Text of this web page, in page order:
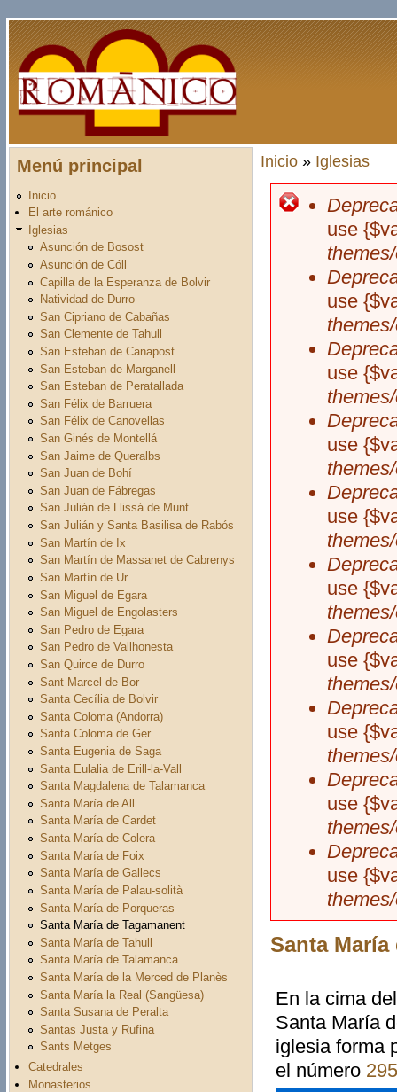
Pasar al contenido principal
Menú principal
Inicio
El arte románico
Iglesias
Asunción de Bosost
Asunción de Cóll
Capilla de la Esperanza de Bolvir
Natividad de Durro
San Cipriano de Cabañas
San Clemente de Tahull
San Esteban de Canapost
San Esteban de Marganell
San Esteban de Peratallada
San Félix de Barruera
San Félix de Canovellas
San Ginés de Montellá
San Jaime de Queralbs
San Juan de Bohí
San Juan de Fábregas
San Julián de Llissá de Munt
San Julián y Santa Basilisa de Rabós
San Martín de Ix
San Martín de Massanet de Cabrenys
San Martín de Ur
San Miguel de Egara
San Miguel de Engolasters
San Pedro de Egara
San Pedro de Vallhonesta
San Quirce de Durro
Sant Marcel de Bor
Santa Cecília de Bolvir
Santa Coloma (Andorra)
Santa Coloma de Ger
Santa Eugenia de Saga
Santa Eulalia de Erill-la-Vall
Santa Magdalena de Talamanca
Santa María de All
Santa María de Cardet
Santa María de Colera
Santa María de Foix
Santa María de Gallecs
Santa María de Palau-solità
Santa María de Porqueras
Santa María de Tagamanent
Santa María de Tahull
Santa María de Talamanca
Santa María de la Merced de Planès
Santa María la Real (Sangüesa)
Santa Susana de Peralta
Santas Justa y Rufina
Sants Metges
Catedrales
Monasterios
Usted está aquí
Inicio» Iglesias
Mensaje
use
use
use
use
use
use
use
use
use
use
Santa María
En la cima
Santa María
iglesia forma
el número